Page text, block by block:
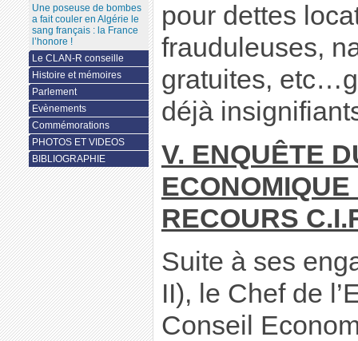
pour dettes
frauduleuses,
gratuites,
déjà
V. ENQUÊTE
RECOURS
Suite à ses
II), le Chef de
Conseil
Une poseuse de bombes
a fait couler en Algérie le
sang français : la France
l’honore !
Le CLAN-R conseille
Histoire et mémoires
Parlement
Evènements
Commémorations
PHOTOS ET VIDEOS
BIBLIOGRAPHIE